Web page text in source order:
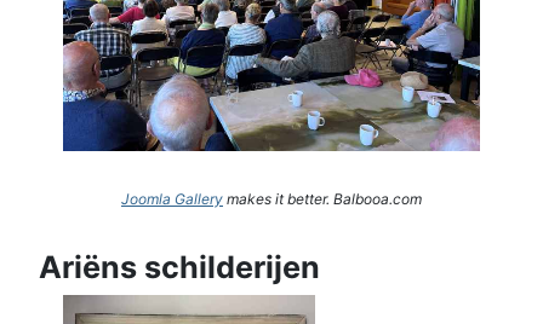
Joomla Gallery makes it better. Balbooa.com
Ariëns schilderijen